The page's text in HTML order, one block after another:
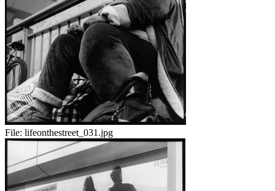
File: lifeonthestreet_031.jpg